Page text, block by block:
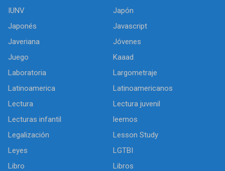
IUNV
Japón
Japonés
Javascript
Javeriana
Jóvenes
Juego
Kaaad
Laboratoria
Largometraje
Latinoamerica
Latinoamericanos
Lectura
Lectura juvenil
Lecturas infantil
leemos
Legalización
Lesson Study
Leyes
LGTBI
Libro
Libros